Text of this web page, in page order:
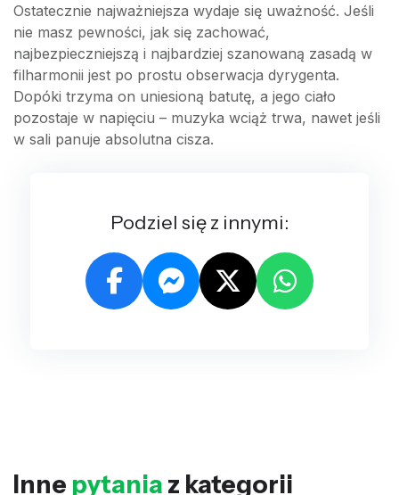
Ostatecznie najważniejsza wydaje się uważność. Jeśli
nie masz pewności, jak się zachować,
najbezpieczniejszą i najbardziej szanowaną zasadą w
filharmonii jest po prostu obserwacja dyrygenta.
Dopóki trzyma on uniesioną batutę, a jego ciało
pozostaje w napięciu – muzyka wciąż trwa, nawet jeśli
w sali panuje absolutna cisza.
Podziel się z innymi:
Inne pytania z kategorii